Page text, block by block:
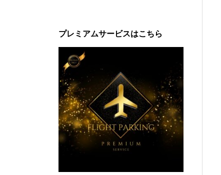
プレミアムサービスはこちら